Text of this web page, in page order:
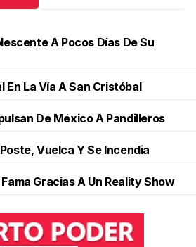
A Pocos Días De Su
En La Vía A San Cristóbal
De México A Pandilleros
Vuelca Y Se Incendia
Gracias A Un Reality Show